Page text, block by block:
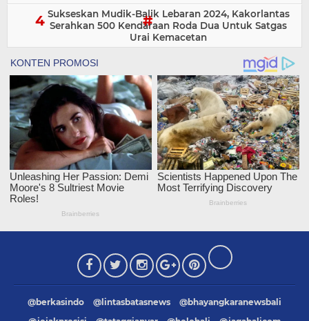
Sukseskan Mudik-Balik Lebaran 2024, Kakorlantas
Serahkan 500 Kendaraan Roda Dua Untuk Satgas
Urai Kemacetan
@berkasindo @lintasbatasnews
@bhayangkaranewsbali